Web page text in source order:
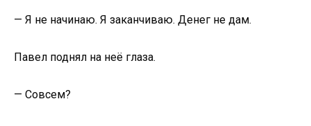
— Я не начинаю. Я заканчиваю. Денег не дам.
Павел поднял на неё глаза.
— Совсем?